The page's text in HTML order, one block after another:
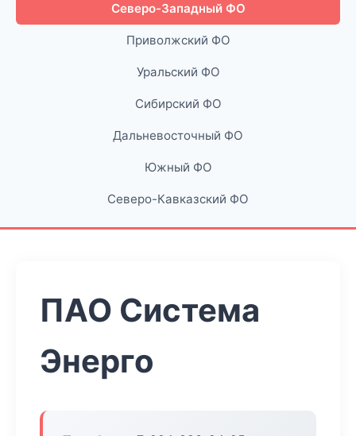
Северо-Западный ФО
Приволжский ФО
Уральский ФО
Сибирский ФО
Дальневосточный ФО
Южный ФО
Северо-Кавказский ФО
ПАО Система
Энерго